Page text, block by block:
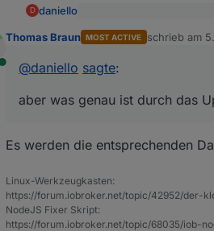
D daniello
Damit ist ein
in deinem Terminal
Problem solved .. aber
Online
Thomas Braun MOST ACTIVE schrieb am
zuletzt
@daniello sagte:
aber was genau ist durch das
Es werden die entsprechenden
Linux-Werkzeugkasten:
https://forum.iobroker.net/topic/42952/der-
NodeJS Fixer Skript:
https://forum.iobroker.net/topic/68035/iob-